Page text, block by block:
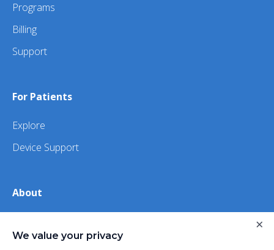
Programs
Billing
Support
For Patients
Explore
Device Support
About
iHealth
We value your privacy
×